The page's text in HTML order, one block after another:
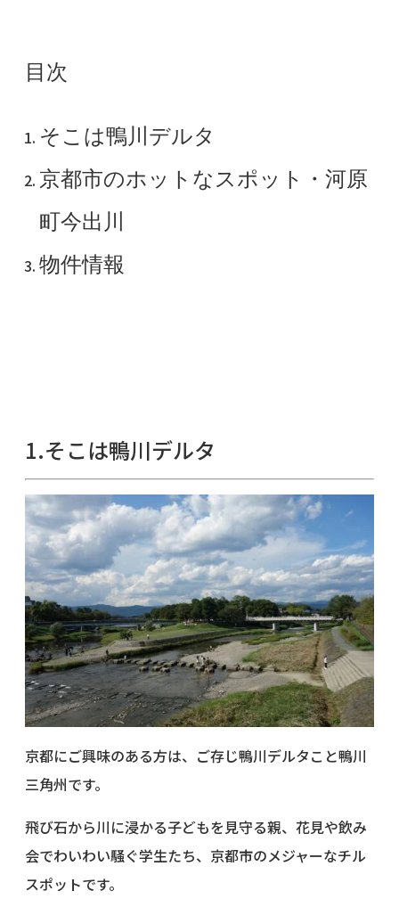
目次
そこは鴨川デルタ
京都市のホットなスポット・河原
町今出川
物件情報
1.そこは鴨川デルタ
京都にご興味のある方は、ご存じ鴨川デルタこと鴨川
三角州です。
飛び石から川に浸かる子どもを見守る親、花見や飲み
会でわいわい騒ぐ学生たち、京都市のメジャーなチル
スポットです。